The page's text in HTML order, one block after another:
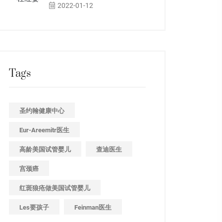
2022-01-12
Tags
圣约翰健康中心
Eur-Areemitr医生
高龄美国试管婴儿 查迪医生
宫颈癌
红斑狼疮做美国试管婴儿
Les要孩子 Feinman医生